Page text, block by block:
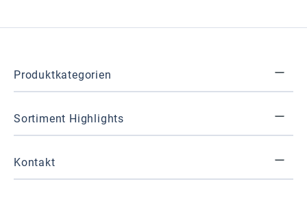
Produktkategorien
Sortiment Highlights
Kontakt